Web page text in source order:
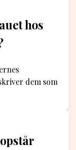
hos
dem som